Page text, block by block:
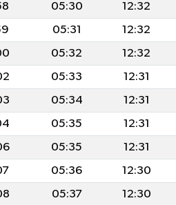
05:30 12:32
05:31 12:32
05:32 12:32
05:33 12:31
05:34 12:31
05:35 12:31
05:35 12:31
05:36 12:30
05:37 12:30